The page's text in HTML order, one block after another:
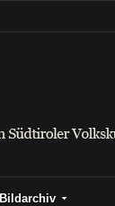
Bildarchiv